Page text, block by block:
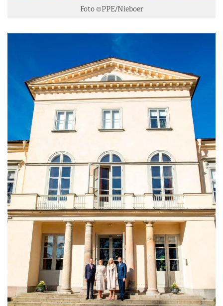
Foto ©PPE/Nieboer